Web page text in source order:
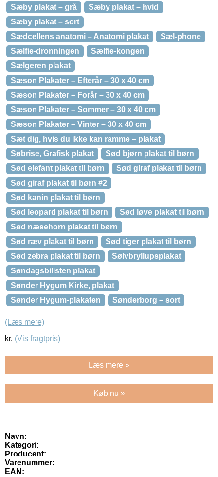
Sæby plakat – grå
Sæby plakat – hvid
Sæby plakat – sort
Sædcellens anatomi – Anatomi plakat
Sæl-phone
Sælfie-dronningen
Sælfie-kongen
Sælgeren plakat
Sæson Plakater – Efterår – 30 x 40 cm
Sæson Plakater – Forår – 30 x 40 cm
Sæson Plakater – Sommer – 30 x 40 cm
Sæson Plakater – Vinter – 30 x 40 cm
Sæt dig, hvis du ikke kan ramme – plakat
Søbrise, Grafisk plakat
Sød bjørn plakat til børn
Sød elefant plakat til børn
Sød giraf plakat til børn
Sød giraf plakat til børn #2
Sød kanin plakat til børn
Sød leopard plakat til børn
Sød løve plakat til børn
Sød næsehorn plakat til børn
Sød ræv plakat til børn
Sød tiger plakat til børn
Sød zebra plakat til børn
Sølvbryllupsplakat
Søndagsbilisten plakat
Sønder Hygum Kirke, plakat
Sønder Hygum-plakaten
Sønderborg – sort
(Læs mere)
kr. (Vis fragtpris)
Læs mere »
Køb nu »
Navn:
Kategori:
Producent:
Varenummer:
EAN: